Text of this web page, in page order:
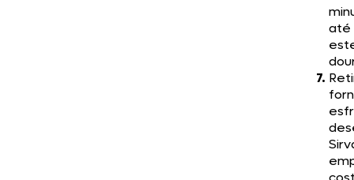
até